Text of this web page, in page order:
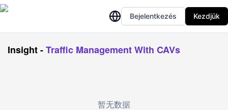
Bejelentkezés Kezdjük
Insight-Traffic Management With CAVs
暂无数据